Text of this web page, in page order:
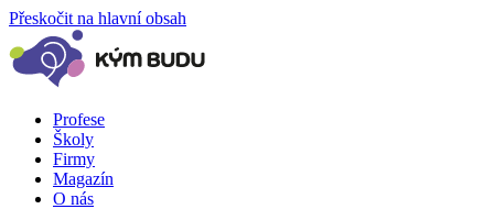
Přeskočit na hlavní obsah
Profese
Školy
Firmy
Magazín
O nás